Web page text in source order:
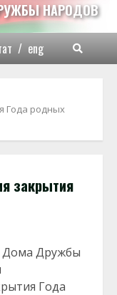
НАРОДОВ
/ eng
Года родных
закрытия
Дома Дружбы
Года